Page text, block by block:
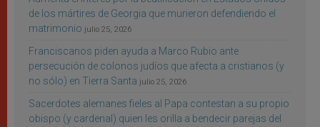
de los mártires de Georgia que murieron defendiendo el
matrimonio julio 25, 2026
Franciscanos piden ayuda a Marco Rubio ante
persecución de colonos judíos que afecta a cristianos (y
no sólo) en Tierra Santa julio 25, 2026
Sacerdotes alemanes fieles al Papa contestan a su propio
obispo (y cardenal) quien les orilla a bendecir parejas del